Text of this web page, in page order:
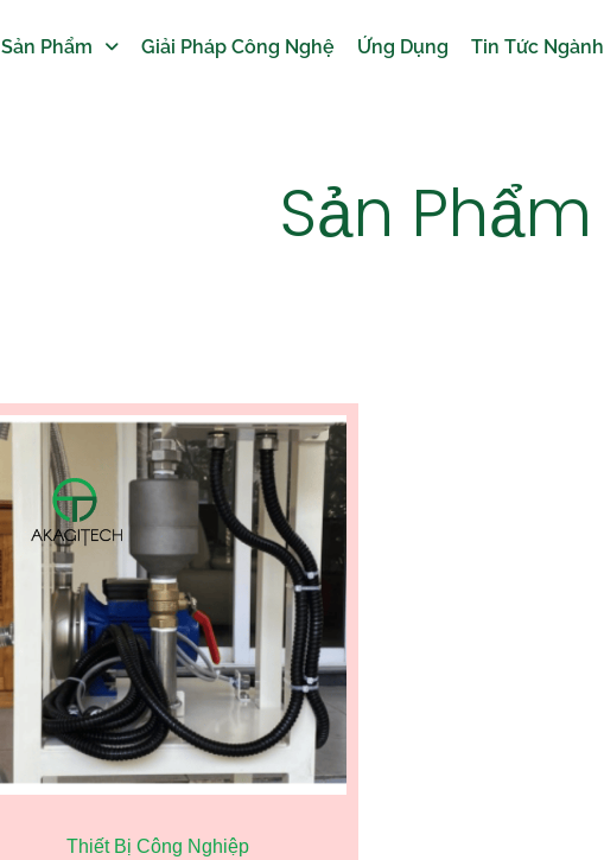
Sản Phẩm Giải Pháp Công Nghệ Ứng Dụng Tin Tức Ngành
Sản Phẩm
Thiết Bị Công Nghiệp